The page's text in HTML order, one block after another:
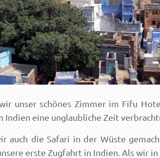
unser schönes Zimmer im Fifu
Indien eine unglaubliche Zeit
auch die Safari in der Wüste
erste Zugfahrt in Indien. Als wir